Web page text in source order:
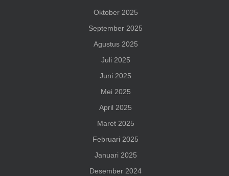
Oktober 2025
September 2025
Agustus 2025
Juli 2025
Juni 2025
Mei 2025
April 2025
Maret 2025
Februari 2025
Januari 2025
Desember 2024